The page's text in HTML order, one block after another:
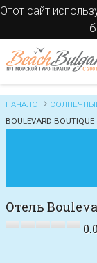
Этот сайт
НАЧАЛО
BOULEVARD BOUTIQUE
Отель